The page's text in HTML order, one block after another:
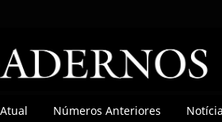
Números Anteriores